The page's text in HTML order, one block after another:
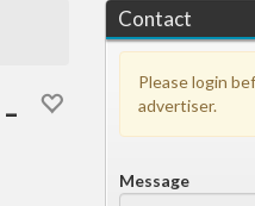
Contact
Please login
advertiser.
Message